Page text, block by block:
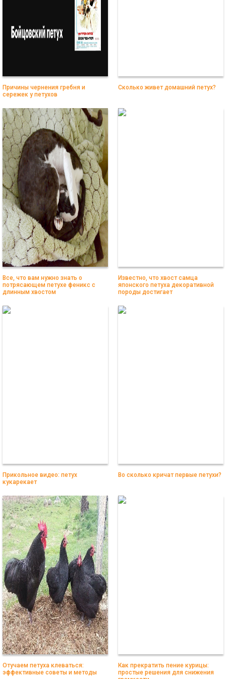
Причины чернения гребня и
сережек у петухов
Сколько живет домашний петух?
Все, что вам нужно знать о
потрясающем петухе феникс с
длинным хвостом
Известно, что хвост самца
японского петуха декоративной
породы достигает
Прикольное видео: петух
кукарекает
Во сколько кричат первые петухи?
Отучаем петуха клеваться:
эффективные советы и методы
Как прекратить пение курицы:
простые решения для снижения